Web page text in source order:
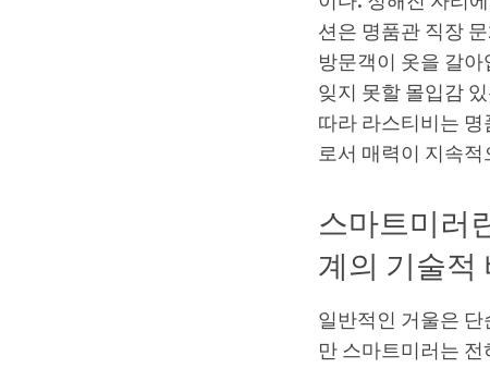
션은 명품관 직장
방문객이 옷을 갈아
잊지 못할 몰입감
따라 라스티비는
로서 매력이 지속
스마트미러
계의 기술적
일반적인 거울은
만 스마트미러는